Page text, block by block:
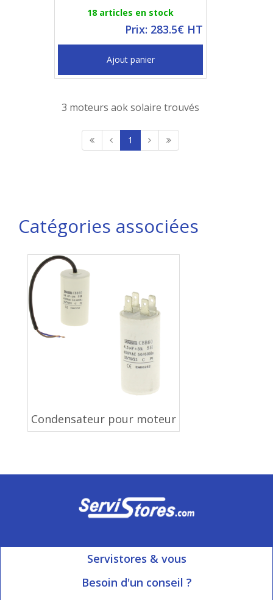
18 articles en stock
Prix: 283.5€ HT
Ajout panier
3 moteurs aok solaire trouvés
1
Catégories associées
Condensateur pour moteur
Servistores & vous
Mon compte
Besoin d'un conseil ?